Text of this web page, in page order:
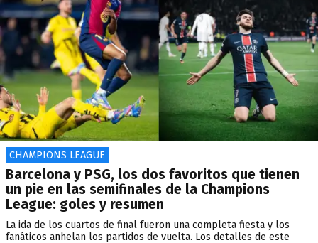
CHAMPIONS LEAGUE
Barcelona y PSG, los dos favoritos que tienen
un pie en las semifinales de la Champions
League: goles y resumen
La ida de los cuartos de final fueron una completa fiesta y los
fanáticos anhelan los partidos de vuelta. Los detalles de este